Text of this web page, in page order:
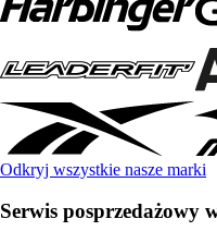
Odkryj wszystkie nasze marki
Serwis posprzedażowy